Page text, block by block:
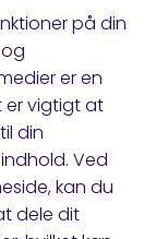
på din
er en
er vigtigt at
din
Ved
kan du
dele dit